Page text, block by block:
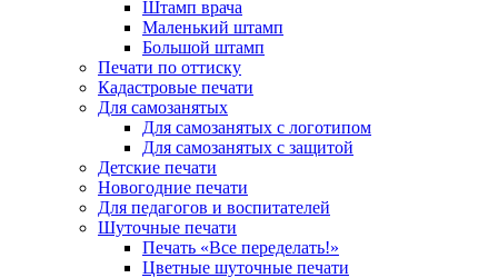
Штамп врача
Маленький штамп
Большой штамп
Печати по оттиску
Кадастровые печати
Для самозанятых
Для самозанятых с логотипом
Для самозанятых с защитой
Детские печати
Новогодние печати
Для педагогов и воспитателей
Шуточные печати
Печать «Все переделать!»
Цветные шуточные печати